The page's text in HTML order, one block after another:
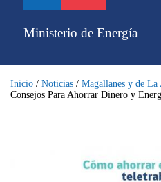
contenidoMinisterio de Energía
Inicio / Noticias / Magallanes y de
Consejos Para Ahorrar Dinero y